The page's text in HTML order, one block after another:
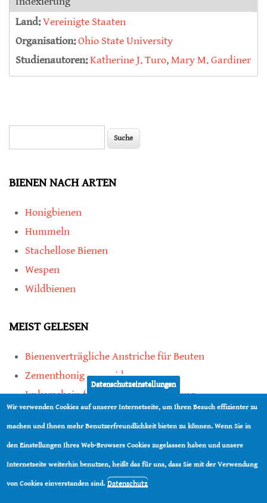
Land:Vereinigte Staaten
Organisation:Ohio State University
Studienautoren:Katherine J. Turo,Mary M. Gardiner
BIENEN NACH ARTEN
Honigbienen
Hummeln
Stachellose Bienen
Wespen
Wildbienen
MEIST GELESEN
Bienenverträgliche Anstriche für Beuten
Zementhonig vermeiden
Imkerschein für Honigbienen-Haltung
Kauf von Mittelwänden ist Vertrauenssache
teilen
Datenschutzeinstellungen
Wir verwenden Cookies auf unserer Internetseite, um Ihren Besuch effizienter zu
machen und Ihnen mehr Benutzerfreundlichkeit bieten zu können. Wenn Sie in
den Einstellungen Ihres Web-Browsers Cookies zugelassen haben und unsere
Internetseite weiterhin benutzen, heißt das für uns, dass Sie mit der Verwendung
von Cookies einverstanden sind. Datenschutz